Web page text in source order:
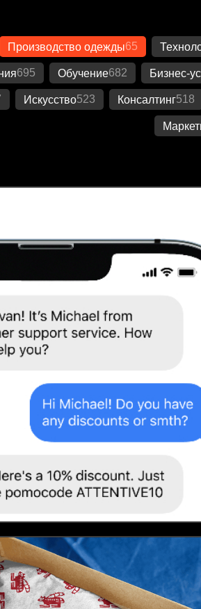
Производство одежды65
695 Обучение682 Бизнес-
Искусство523 Консалтинг518